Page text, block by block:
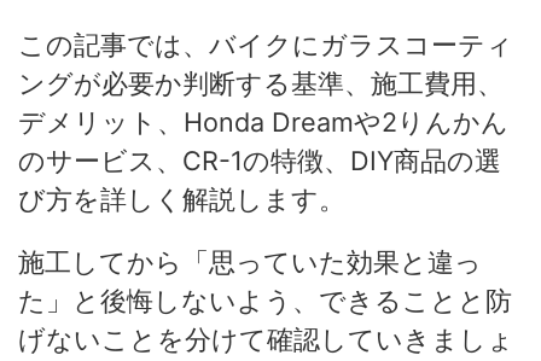
この記事では、バイクにガラスコーティ
ングが必要か判断する基準、施工費用、
デメリット、Honda Dreamや2りんかん
のサービス、CR-1の特徴、DIY商品の選
び方を詳しく解説します。
施工してから「思っていた効果と違っ
た」と後悔しないよう、できることと防
げないことを分けて確認していきましょ